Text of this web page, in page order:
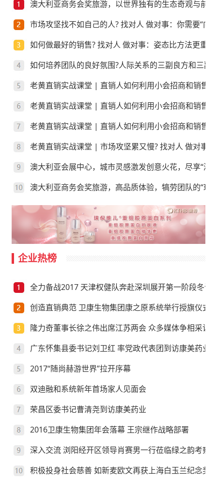
澳大利亚商务会奖旅游，以世界独有的生态奇观与前
市场攻坚找不如自己的人? 找对人 做对事：你需要“向
如何做最好的销售? 找对人 做对事：姿态比方法更重要!
如何培养团队的良好氛围?人际关系的三副良方和三副
老黄直销实战课堂 | 直销人如何利用小会招商和销售
老黄直销实战课堂 | 直销人如何利用小会招商和销售
老黄直销实战课堂 | 直销人如何利用小会招商和销售
老黄直销实战课堂 | 市场攻坚累又慢? 找对人 做对事
澳大利亚会展中心，城市灵感激发创意火花，尽享“澳”
澳大利亚商务会奖旅游，高品质体验，犒劳团队的“玩”
企业热榜
全力备战2017 天津权健队奔赴深圳展开第一阶段冬训
创造直销典范 卫康生物集团康之原系统举行授旗仪式
隆力奇董事长徐之伟出席江苏两会 众多媒体争相采访
广东怀集县委书记刘卫红 率党政代表团到访康美药业
2017“随尚赫游世界”拉开序幕
双迪融和系统新年首场家人见面会
荣昌区委书记曹清尧到访康美药业
2016卫康生物集团年会落幕 王宗继作战略部署
深入交流 浏阳经开区领导肖赛男一行莅临绿之韵考察
积极投身社会慈善 如新麦欧文再获上海白玉兰纪念奖